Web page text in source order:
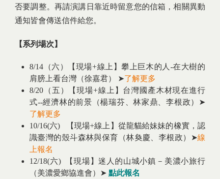
否要調整。再請演講日靠近時留意您的信箱，相關異動
通知皆會傳送信件給您。
【系列場次】
8/14（六）【現場+線上】攀上巨木的人-在大樹的
肩膀上看台灣（徐嘉君） ➤了解更多
8/20（五）【現場+線上】台灣國產木材現在進行
式--經濟林的前景（楊瑞芬、林家鼎、李根政）➤
了解更多
10/16(六) 【現場+線上】從龍貓給妹妹的橡實，認
識臺灣的殼斗森林與保育（林奐慶、李根政）➤線
上報名
12/18(六) 【現場】迷人的山城小鎮－美濃小旅行
（美濃愛鄉協進會）➤ 點此報名